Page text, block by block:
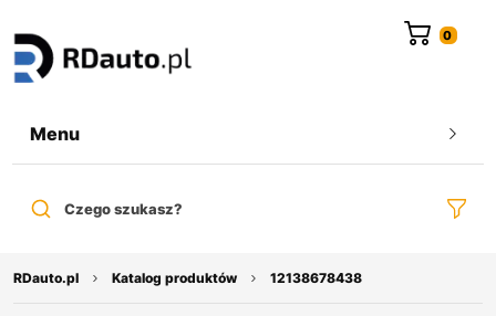
Menu
Czego szukasz?
RDauto.pl Katalog produktów 12138678438